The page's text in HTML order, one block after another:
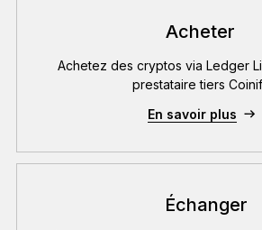
Acheter
Achetez des cryptos via Ledger
prestataire tiers
En savoir plus
Échanger